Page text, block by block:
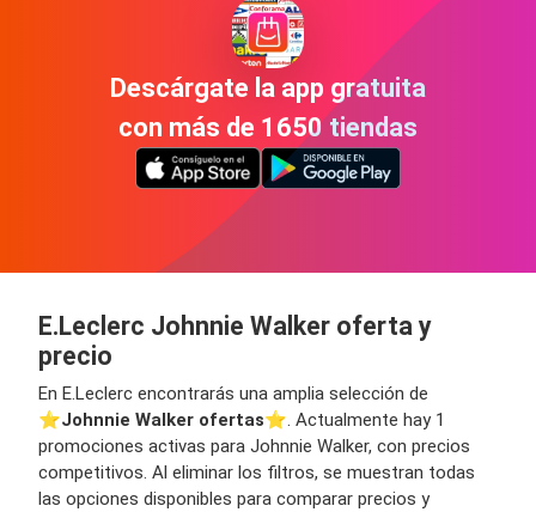
Descárgate la app gratuita
con más de 1650 tiendas
E.Leclerc Johnnie Walker oferta y
precio
En E.Leclerc encontrarás una amplia selección de
⭐️Johnnie Walker ofertas⭐️. Actualmente hay 1
promociones activas para Johnnie Walker, con precios
competitivos. Al eliminar los filtros, se muestran todas
las opciones disponibles para comparar precios y